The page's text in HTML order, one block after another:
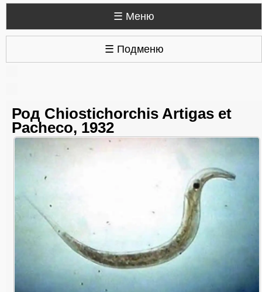
☰ Меню
☰ Подменю
Род Chiostichorchis Artigas et
Pacheco, 1932